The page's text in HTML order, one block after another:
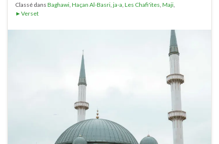
Classé dans Baghawi Haçan Al-Basri ja-a Les Chafi'ites Maji
►Verset